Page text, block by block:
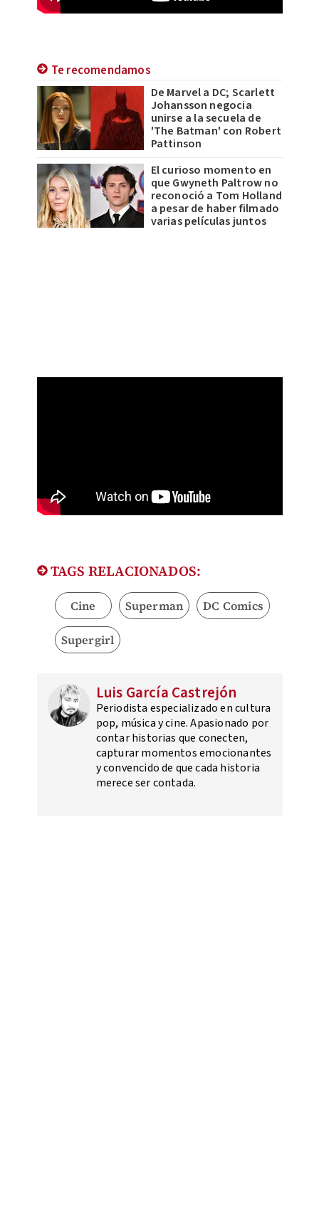
Te recomendamos
De Marvel a DC; Scarlett
Johansson negocia
unirse a la secuela de
'The Batman' con Robert
Pattinson
El curioso momento en
que Gwyneth Paltrow no
reconoció a Tom Holland
a pesar de haber filmado
varias películas juntos
TAGS RELACIONADOS:
Cine Superman DC Comics
Supergirl
Luis García Castrejón
Periodista especializado en cultura
pop, música y cine. Apasionado por
contar historias que conecten,
capturar momentos emocionantes
y convencido de que cada historia
merece ser contada.